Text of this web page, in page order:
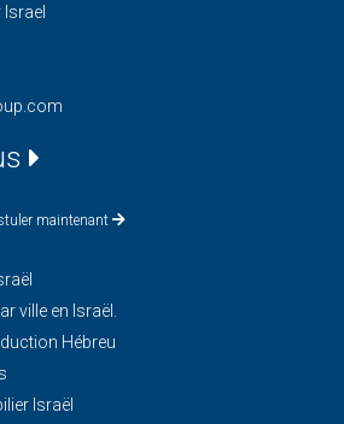
maintenant
ville en Israël.
Hébreu
Israël